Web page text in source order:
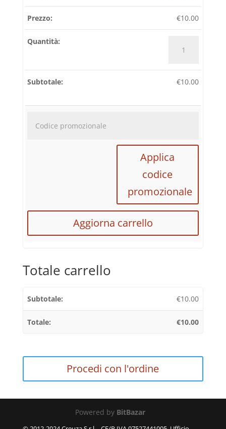
€10.00
€10.00
Applica
codice
promozionale
Aggiorna carrello
Totale carrello
€10.00
€10.00
Procedi con l'ordine
Powered by BitBazar